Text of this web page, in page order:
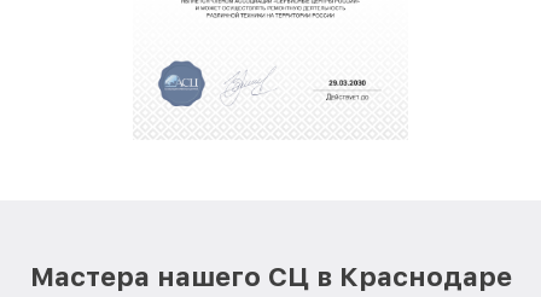
Мастера нашего СЦ в Краснодаре